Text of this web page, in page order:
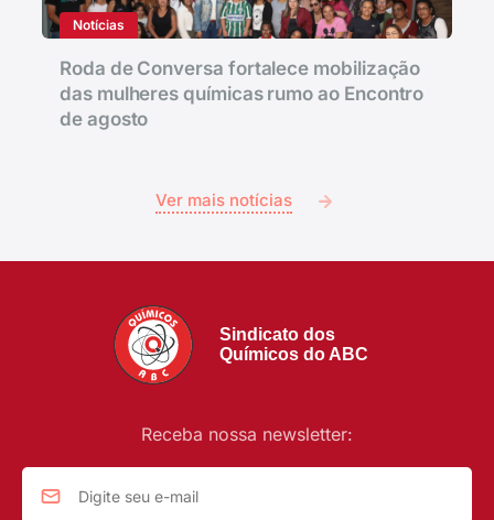
Notícias
Roda de Conversa fortalece mobilização
das mulheres químicas rumo ao Encontro
de agosto
Ver mais notícias
Sindicato dos
Químicos do ABC
Receba nossa newsletter: